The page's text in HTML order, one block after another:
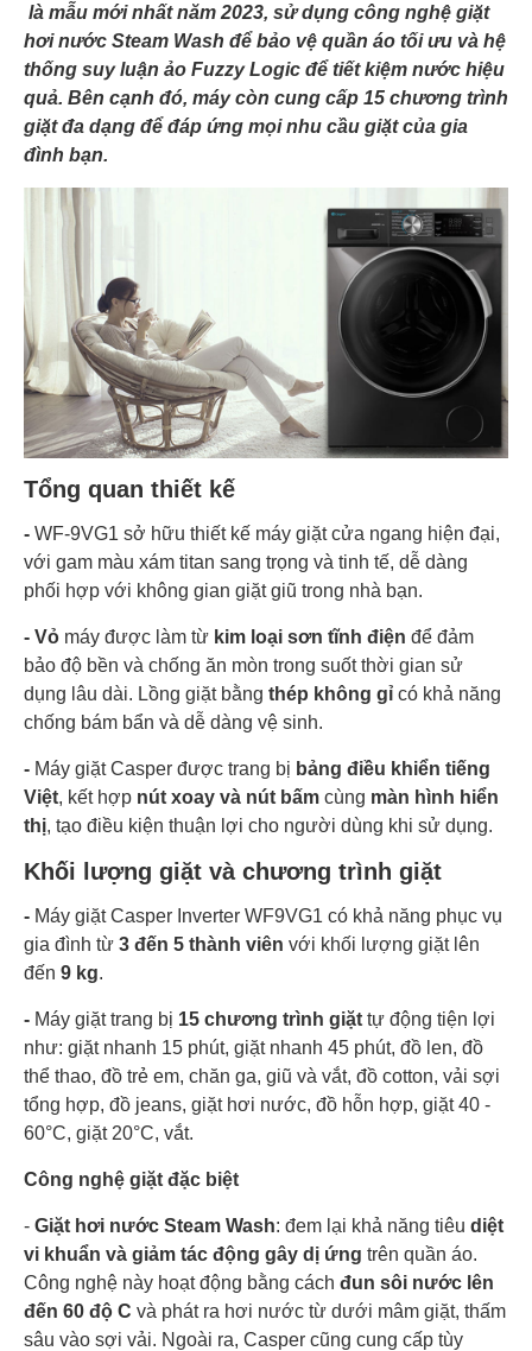
là mẫu mới nhất năm 2023, sử dụng công nghệ giặt
hơi nước Steam Wash để bảo vệ quần áo tối ưu và hệ
thống suy luận ảo Fuzzy Logic để tiết kiệm nước hiệu
quả. Bên cạnh đó, máy còn cung cấp 15 chương trình
giặt đa dạng để đáp ứng mọi nhu cầu giặt của gia
đình bạn.
Tổng quan thiết kế
- WF-9VG1 sở hữu thiết kế máy giặt cửa ngang hiện đại,
với gam màu xám titan sang trọng và tinh tế, dễ dàng
phối hợp với không gian giặt giũ trong nhà bạn.
- Vỏ máy được làm từ kim loại sơn tĩnh điện để đảm
bảo độ bền và chống ăn mòn trong suốt thời gian sử
dụng lâu dài. Lồng giặt bằng thép không gỉ có khả năng
chống bám bẩn và dễ dàng vệ sinh.
- Máy giặt Casper được trang bị bảng điều khiển tiếng
Việt, kết hợp nút xoay và nút bấm cùng màn hình hiển
thị, tạo điều kiện thuận lợi cho người dùng khi sử dụng.
Khối lượng giặt và chương trình giặt
- Máy giặt Casper Inverter WF9VG1 có khả năng phục vụ
gia đình từ 3 đến 5 thành viên với khối lượng giặt lên
đến 9 kg.
- Máy giặt trang bị 15 chương trình giặt tự động tiện lợi
như: giặt nhanh 15 phút, giặt nhanh 45 phút, đồ len, đồ
thể thao, đồ trẻ em, chăn ga, giũ và vắt, đồ cotton, vải sợi
tổng hợp, đồ jeans, giặt hơi nước, đồ hỗn hợp, giặt 40 -
60°C, giặt 20°C, vắt.
Công nghệ giặt đặc biệt
- Giặt hơi nước Steam Wash: đem lại khả năng tiêu diệt
vi khuẩn và giảm tác động gây dị ứng trên quần áo.
Công nghệ này hoạt động bằng cách đun sôi nước lên
đến 60 độ C và phát ra hơi nước từ dưới mâm giặt, thấm
sâu vào sợi vải. Ngoài ra, Casper cũng cung cấp tùy